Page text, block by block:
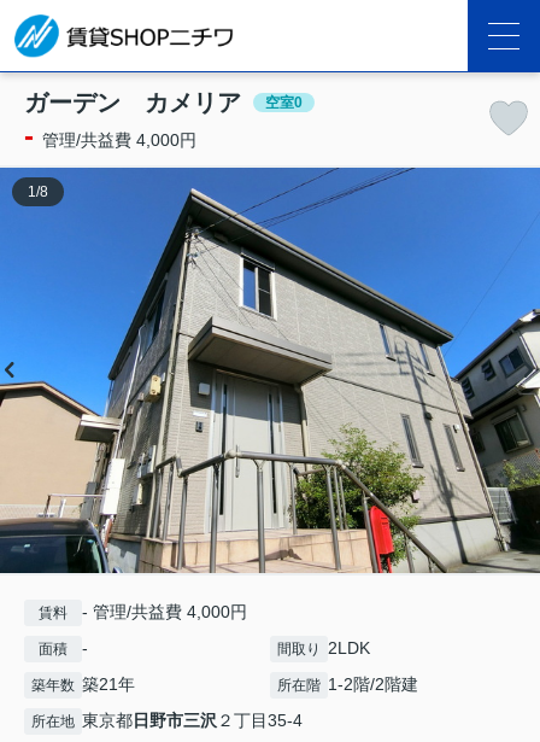
ガーデン カメリア 空室0
- 管理/共益費 4,000円
1 /8
賃料 - 管理/共益費 4,000円
面積 - 間取り 2LDK
築年数 築21年 所在階 1-2階/2階建
所在地 東京都日野市三沢 ２丁目35-4